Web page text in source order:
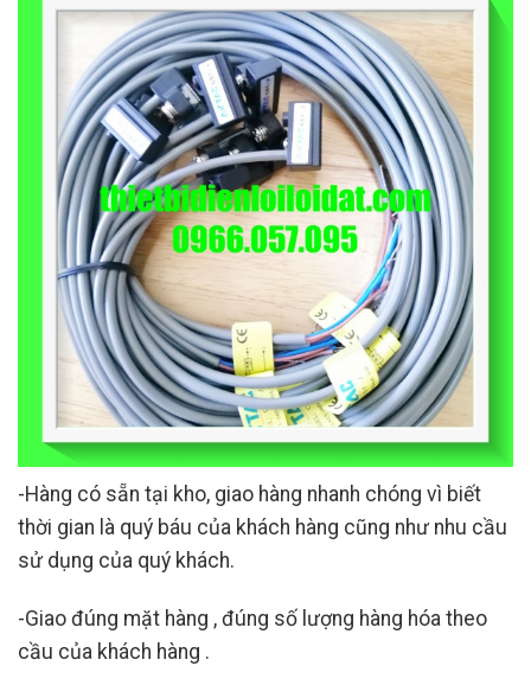
-Hàng có sẵn tại kho, giao hàng nhanh chóng vì biết
thời gian là quý báu của khách hàng cũng như nhu cầu
sử dụng của quý khách.
-Giao đúng mặt hàng , đúng số lượng hàng hóa theo
cầu của khách hàng .